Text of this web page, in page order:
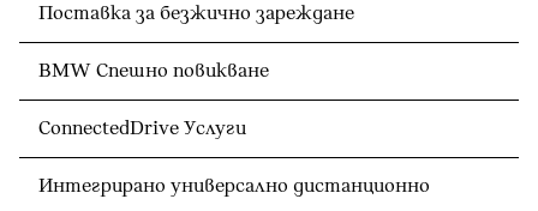
Поставка за безжично зареждане
BMW Спешно повикване
ConnectedDrive Услуги
Интегрирано универсално дистанционно